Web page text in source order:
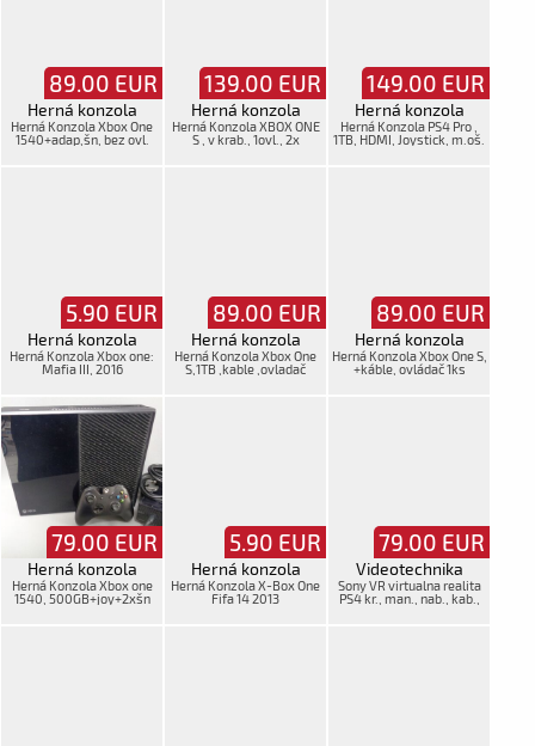
89.00 EUR
Herná konzola
Herná Konzola Xbox One
1540+adap,šn, bez ovl.
139.00 EUR
Herná konzola
Herná Konzola XBOX ONE
S , v krab., 1ovl., 2x
149.00 EUR
Herná konzola
Herná Konzola PS4 Pro ,
1TB, HDMI, Joystick, m.oš.
5.90 EUR
Herná konzola
Herná Konzola Xbox one:
Mafia III, 2016
89.00 EUR
Herná konzola
Herná Konzola Xbox One
S,1TB ,kable ,ovladač
89.00 EUR
Herná konzola
Herná Konzola Xbox One S,
+káble, ovládač 1ks
79.00 EUR
Herná konzola
Herná Konzola Xbox one
1540, 500GB+joy+2xšn
5.90 EUR
Herná konzola
Herná Konzola X-Box One
Fifa 14 2013
79.00 EUR
Videotechnika
Sony VR virtualna realita
PS4 kr., man., nab., kab.,